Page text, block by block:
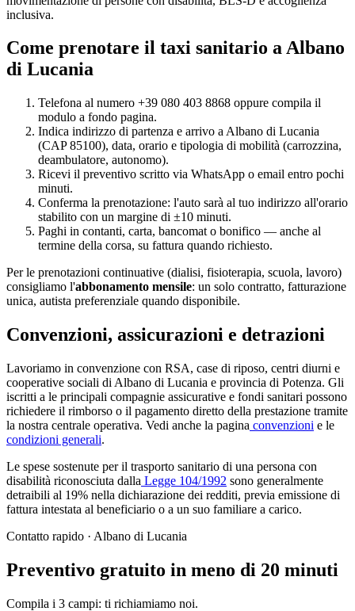
inclusiva.
Come prenotare il taxi sanitario aAlbano
di Lucania
Telefona al numero +39 080 403 8868 oppure compila il
modulo a fondo pagina.
Indica indirizzo di partenza e arrivo a Albano di Lucania
(CAP85100), data, orario e tipologia di mobilità (carrozzina,
deambulatore, autonomo).
Ricevi il preventivo scritto via WhatsApp o email entro pochi
minuti.
Conferma la prenotazione: l'auto sarà al tuo indirizzo all'orario
stabilito con un margine di ±10 minuti.
Paghi in contanti, carta, bancomat o bonifico — anche al
termine della corsa, su fattura quando richiesto.
Per le prenotazioni continuative (dialisi, fisioterapia, scuola, lavoro)
consigliamo l'abbonamento mensile: un solo contratto, fatturazione
unica, autista preferenziale quando disponibile.
Convenzioni, assicurazioni e detrazioni
Lavoriamo in convenzione con RSA, case di riposo, centri diurni e
cooperative sociali di Albano di Lucania e provincia di Potenza. Gli
iscritti a le principali compagnie assicurative e fondi sanitari possono
richiedere il rimborso o il pagamento diretto della prestazione tramite
la nostra centrale operativa. Vedi anche la pagina convenzioni e le
condizioni generali.
Le spese sostenute per il trasporto sanitario di una persona con
disabilità riconosciuta dalla Legge 104/1992 sono generalmente
detraibili al 19% nella dichiarazione dei redditi, previa emissione di
fattura intestata al beneficiario o a un suo familiare a carico.
Contatto rapido · Albano di Lucania
Preventivo gratuito in meno di 20 minuti
Compila i 3 campi: ti richiamiamo noi.